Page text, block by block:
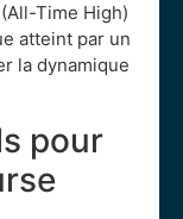
Time High)
atteint par un
la dynamique
pour